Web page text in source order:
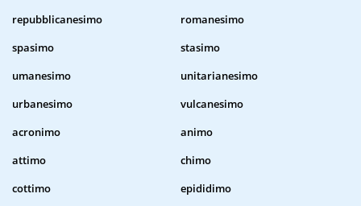
repubblicanesimo
romanesimo
spasimo
stasimo
umanesimo
unitarianesimo
urbanesimo
vulcanesimo
acronimo
animo
attimo
chimo
cottimo
epididimo